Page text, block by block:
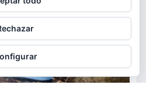
incluido cómo gestionar las cookies,